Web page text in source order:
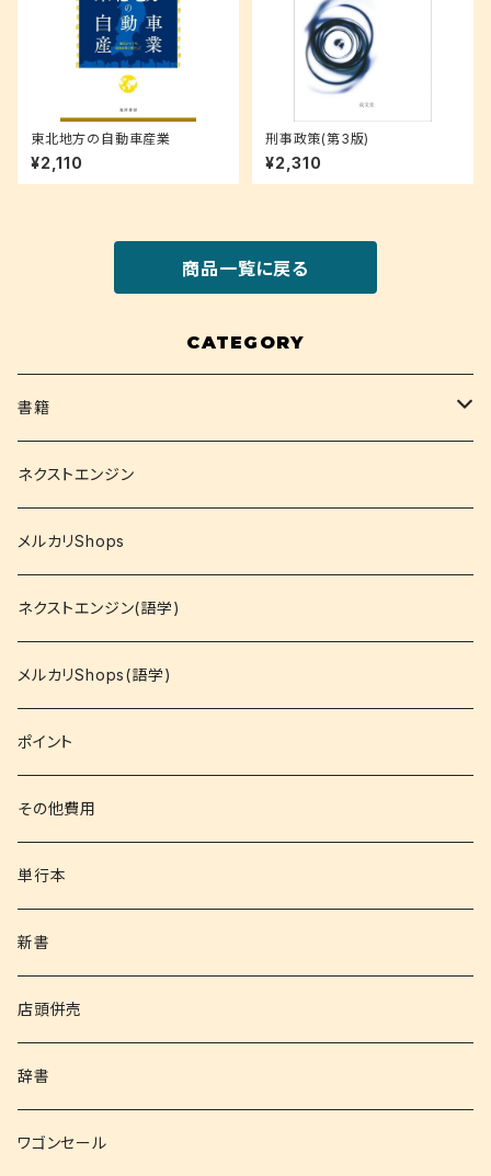
東北地方の自動車産業
¥2,110
刑事政策(第3版)
¥2,310
商品一覧に戻る
CATEGORY
書籍
関西大学テキスト
就活
資格
コミック
文庫
その他書籍
書籍以外
ネクストエンジン
メルカリShops
ネクストエンジン(語学)
メルカリShops(語学)
ポイント
その他費用
単行本
新書
店頭併売
辞書
ワゴンセール